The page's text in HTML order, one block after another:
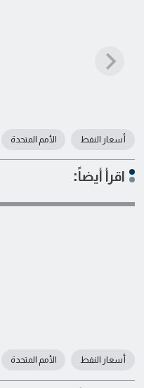
أسعار النفط الأمم المتحدة
اقرأ أيضاً:
أسعار النفط الأمم المتحدة